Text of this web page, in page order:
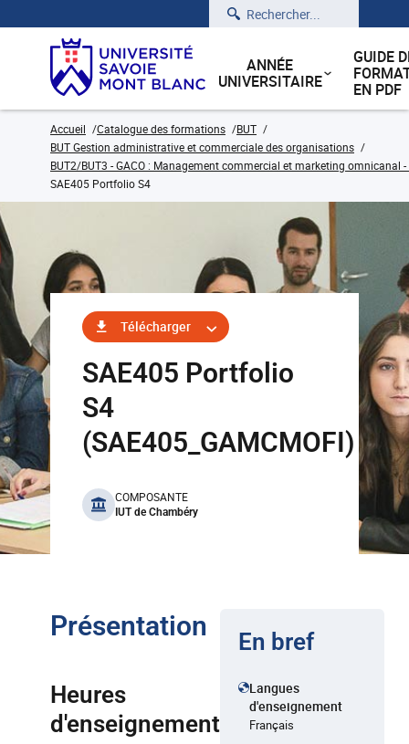
Rechercher
ANNÉE
UNIVERSITAIRE
GUIDE
EN PDF
Accueil Catalogue des formations
BUT
BUT Gestion administrative et commerciale des organisations
BUT2/BUT3 - GACO : Management commercial et marketing omnicanal
SAE405 Portfolio S4
Télécharger
SAE405 Portfolio
S4
(SAE405_GAMCMOFI)
benefits
COMPOSANTE
IUT de Chambéry
Présentation
Heures
d'enseignement
En bref
Langues
d'enseignement
Français